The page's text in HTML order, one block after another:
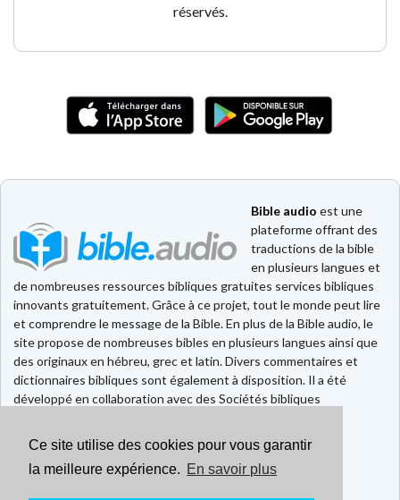
Ce site utilise des cookies pour vous garantir
la meilleure expérience. En savoir plus
réservés.
Bible audio est une
plateforme offrant des
traductions de la bible
en plusieurs langues et
de nombreuses ressources bibliques gratuites services bibliques
innovants gratuitement. Grâce à ce projet, tout le monde peut lire
et comprendre le message de la Bible. En plus de la Bible audio, le
site propose de nombreuses bibles en plusieurs langues ainsi que
des originaux en hébreu, grec et latin. Divers commentaires et
dictionnaires bibliques sont également à disposition. Il a été
développé en collaboration avec des Sociétés bibliques
Faire un don
Contact